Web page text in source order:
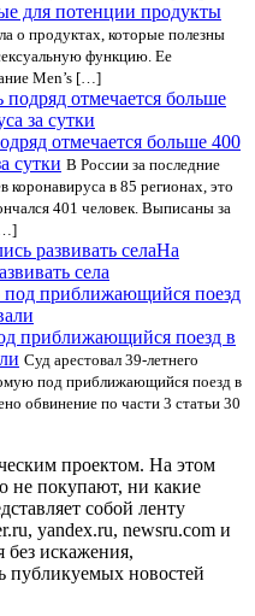
для потенции продукты
о продуктах, которые полезны
функцию. Ее
Men’s […]
отмечается больше 400
сутки В России за последние
коронавируса в 85 регионах, это
401 человек. Выписаны за
На
села
приближающийся поезд в
Суд арестовал 39-летнего
под приближающийся поезд в
обвинение по части 3 статьи 30
проектом. На этом
не покупают, ни какие
собой ленту
yandex.ru, newsru.com и
искажения,
публикуемых новостей